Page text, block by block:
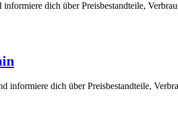
dich über Preisbestandteile,
informiere dich über Preisbestandteile,